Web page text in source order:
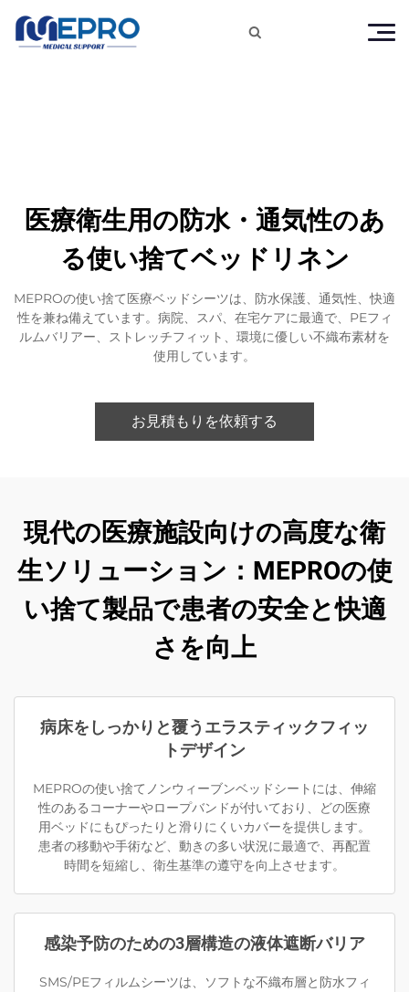

医療衛生用の防水・通気性のあ
る使い捨てベッドリネン
MEPROの使い捨て医療ベッドシーツは、防水保護、通気性、快適
性を兼ね備えています。病院、スパ、在宅ケアに最適で、PEフィ
ルムバリアー、ストレッチフィット、環境に優しい不織布素材を
使用しています。
お見積もりを依頼する
現代の医療施設向けの高度な衛
生ソリューション：MEPROの使
い捨て製品で患者の安全と快適
さを向上
病床をしっかりと覆うエラスティックフィッ
トデザイン
MEPROの使い捨てノンウィーブンベッドシートには、伸縮
性のあるコーナーやロープバンドが付いており、どの医療
用ベッドにもぴったりと滑りにくいカバーを提供します。
患者の移動や手術など、動きの多い状況に最適で、再配置
時間を短縮し、衛生基準の遵守を向上させます。
感染予防のための3層構造の液体遮断バリア
SMS/PEフィルムシーツは、ソフトな不織布層と防水フィ